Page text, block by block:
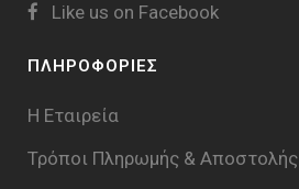
Like us on Facebook
ΠΛΗΡΟΦΟΡΙΕΣ
Η Εταιρεία
Τρόποι Πληρωμής & Aποστολής